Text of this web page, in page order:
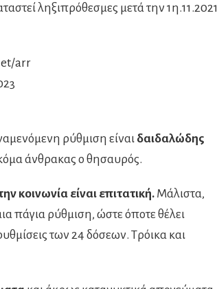
ληξιπρόθεσμες μετά την 1η.11.2021
arr
ρύθμιση είναι δαιδαλώδης
άνθρακας ο θησαυρός.
κοινωνία είναι επιτατική.Μάλιστα,
πάγια ρύθμιση, ώστε όποτε θέλει
των 24 δόσεων. Τρόικα και